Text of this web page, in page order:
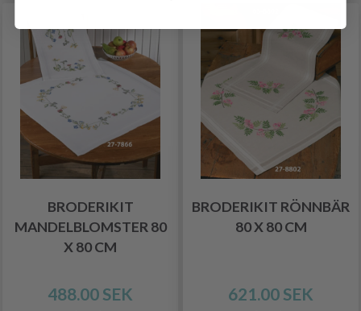
BRODERIKIT
MANDELBLOMSTER 80
X 80 CM
488.00 SEK
BRODERIKIT RÖNNBÄR
80 X 80 CM
621.00 SEK